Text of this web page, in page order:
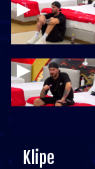
Klipe